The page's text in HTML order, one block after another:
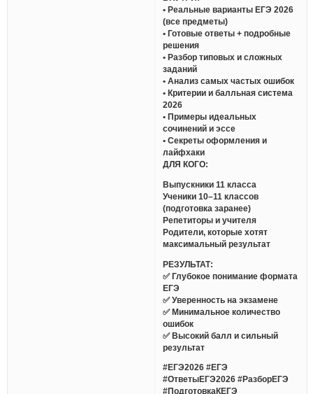
• Реальные варианты ЕГЭ 2026
(все предметы)
• Готовые ответы + подробные
решения
• Разбор типовых и сложных
заданий
• Анализ самых частых ошибок
• Критерии и балльная система
2026
• Примеры идеальных
сочинений и эссе
• Секреты оформления и
лайфхаки
ДЛЯ КОГО:
Выпускники 11 класса
Ученики 10–11 классов
(подготовка заранее)
Репетиторы и учителя
Родители, которые хотят
максимальный результат
РЕЗУЛЬТАТ:
✅ Глубокое понимание формата
ЕГЭ
✅ Уверенность на экзамене
✅ Минимальное количество
ошибок
✅ Высокий балл и сильный
результат
#ЕГЭ2026 #ЕГЭ
#ОтветыЕГЭ2026 #РазборЕГЭ
#ПодготовкаКЕГЭ